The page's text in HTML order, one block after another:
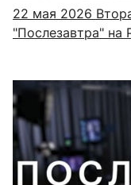
22 мая 2026
"Послезавтра" на